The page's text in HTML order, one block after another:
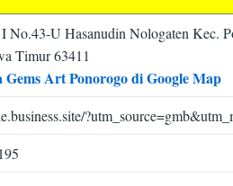
No.43-U Hasanudin Nologaten Kec.
Timur 63411
Art Ponorogo di Google Map